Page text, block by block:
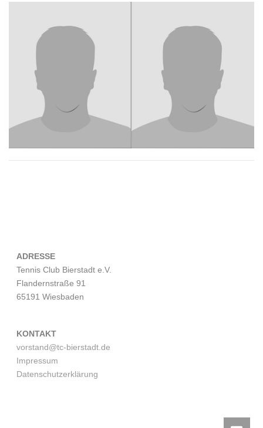
ADRESSE
Tennis Club Bierstadt e.V.
Flandernstraße 91
65191 Wiesbaden
KONTAKT
vorstand@tc-bierstadt.de
Impressum
Datenschutzerklärung